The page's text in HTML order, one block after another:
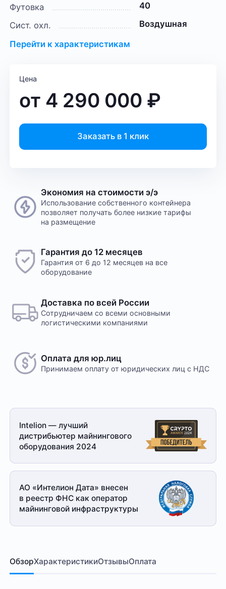
Футовка
40
Сист. охл.
Воздушная
Перейти к характеристикам
Цена
от 4 290 000 ₽
Заказать в 1 клик
Экономия на стоимости э/э
Использование собственного контейнера
позволяет получать более низкие тарифы
на размещение
Гарантия до 12 месяцев
Гарантия от 6 до 12 месяцев на все
оборудование
Доставка по всей России
Сотрудничаем со всеми основными
логистическими компаниями
Оплата для юр.лиц
Принимаем оплату от юридических лиц с НДС
Intelion — лучший
дистрибьютер майнингового
оборудования 2024
АО «Интелион Дата» внесен
в реестр ФНС как оператор
майнинговой инфраструктуры
ОбзорХарактеристикиОтзывыОплата